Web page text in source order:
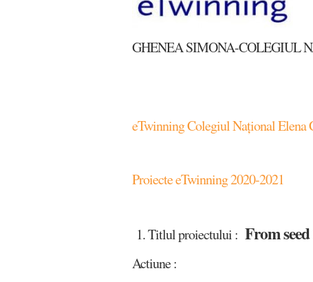
GHENEA SIMONA-COLEGIUL
eTwinning Colegiul Național Elena
Proiecte eTwinning 2020-2021
1. Titlul proiectului : From
Actiune :